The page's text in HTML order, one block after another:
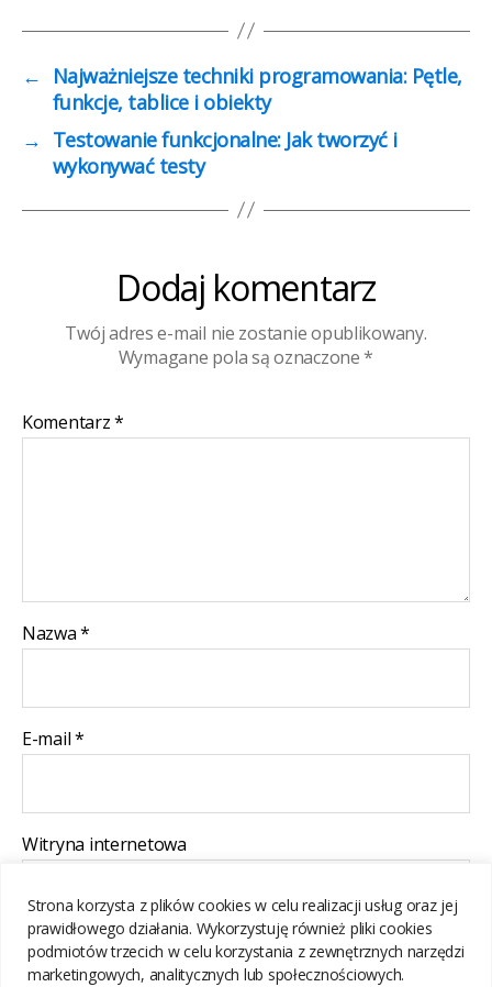
Strona korzysta z plików cookies w celu realizacji usług oraz jej
prawidłowego działania. Wykorzystuję również pliki cookies
podmiotów trzecich w celu korzystania z zewnętrznych narzędzi
marketingowych, analitycznych lub społecznościowych.
←
Najważniejsze techniki programowania: Pętle,
funkcje, tablice i obiekty
→ Testowanie funkcjonalne: Jak tworzyć i
wykonywać testy
Dodaj komentarz
Twój adres e-mail nie zostanie opublikowany.
Wymagane pola są oznaczone*
Komentarz*
Nazwa*
E-mail*
Witryna internetowa
Zapamiętaj moje dane w tej przeglądarce podczas pisania
kolejnych komentarzy.